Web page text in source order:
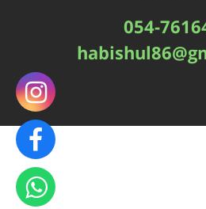
054-